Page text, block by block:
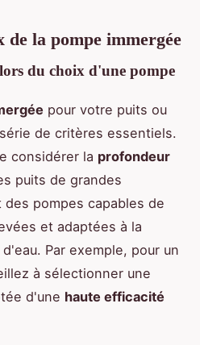
la pompe immergée
du choix d'une pompe
pour votre puits ou
de critères essentiels.
considérer la profondeur
puits de grandes
pompes capables de
et adaptées à la
Par exemple, pour un
à sélectionner une
d'une haute efficacité